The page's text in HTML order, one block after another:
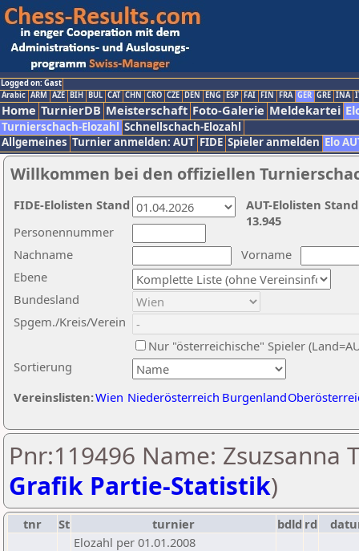
Logged on: Gast
Arabic ARM AZE BIH BUL CAT CHN CRO CZE DEN ENG ESP FAI FIN FRA GER GRE INA
Home TurnierDB Meisterschaft Foto-Galerie Meldekartei
Turnierschach-Elozahl Schnellschach-Elozahl
Allgemeines Turnier anmelden: AUT FIDE Spieler anmelden Elo
Willkommen bei den offiziellen
Nachname
Vorname
Ebene
Sortierung
Personennummer
Bundesland
Spgem./Kreis/Verein
Nur "österreichische" Spieler
Vereinslisten:Wien Niederösterreich Burgenland
AUT-Elolisten
13.945
FIDE-Elolisten Stand
Pnr:119496 Name: Zsuzsanna
Grafik Partie-Statistik)
tnr St turnier bdld rd
Elozahl per 01.01.2008